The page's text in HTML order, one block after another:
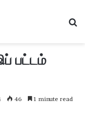
பட்டம்
46 1 minute read